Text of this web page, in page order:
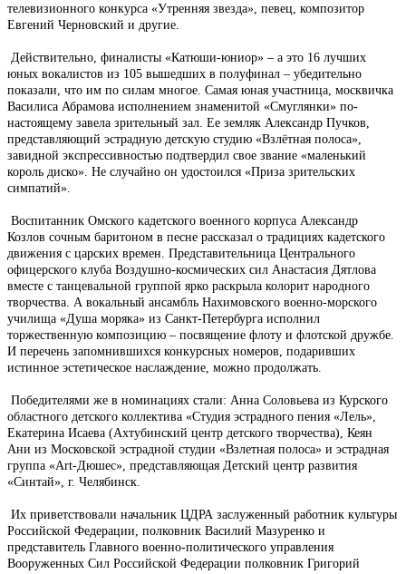
телевизионного конкурса «Утренняя звезда», певец, композитор
Евгений Черновский и другие.
Действительно, финалисты «Катюши-юниор» – а это 16 лучших
юных вокалистов из 105 вышедших в полуфинал – убедительно
показали, что им по силам многое. Самая юная участница, москвичка
Василиса Абрамова исполнением знаменитой «Смуглянки» по-
настоящему завела зрительный зал. Ее земляк Александр Пучков,
представляющий эстрадную детскую студию «Взлётная полоса»,
завидной экспрессивностью подтвердил свое звание «маленький
король диско». Не случайно он удостоился «Приза зрительских
симпатий».
Воспитанник Омского кадетского военного корпуса Александр
Козлов сочным баритоном в песне рассказал о традициях кадетского
движения с царских времен. Представительница Центрального
офицерского клуба Воздушно-космических сил Анастасия Дятлова
вместе с танцевальной группой ярко раскрыла колорит народного
творчества. А вокальный ансамбль Нахимовского военно-морского
училища «Душа моряка» из Санкт-Петербурга исполнил
торжественную композицию – посвящение флоту и флотской дружбе.
И перечень запомнившихся конкурсных номеров, подаривших
истинное эстетическое наслаждение, можно продолжать.
Победителями же в номинациях стали: Анна Соловьева из Курского
областного детского коллектива «Студия эстрадного пения «Лель»,
Екатерина Исаева (Ахтубинский центр детского творчества), Кеян
Ани из Московской эстрадной студии «Взлетная полоса» и эстрадная
группа «Аrt-Дюшес», представляющая Детский центр развития
«Синтай», г. Челябинск.
Их приветствовали начальник ЦДРА заслуженный работник культуры
Российской Федерации, полковник Василий Мазуренко и
представитель Главного военно-политического управления
Вооруженных Сил Российской Федерации полковник Григорий